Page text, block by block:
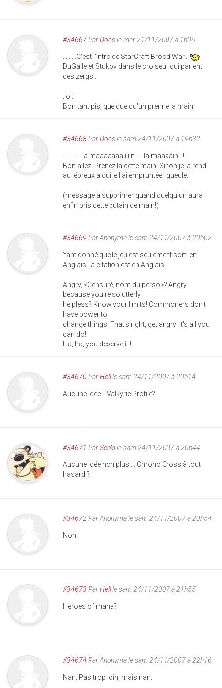
#34667ParDoosle mer 21/11/2007 à 1h06
.........C'est l'intro de StarCraft Brood War...
DuGalle et Stukov dans le croiseur qui parlent
des zergs...
:lol:
Bon tant pis, que quelqu'un prenne la main!
#34668ParDoosle sam 24/11/2007 à 19h32
.............la maaaaaaaiiiiin..... la maaaain...!
Bon allez! Prenez la cette main! Sinon je la rend
au lépreux à qui je l'ai empruntée! :gueule:
(message à supprimer quand quelqu'un aura
enfin pris cette putain de main!)
#34669 ParAnonymele sam 24/11/2007 à 20h02
'tant donné que le jeu est seulement sorti en
Anglais, la citation est en Anglais:
Angry, <Censuré, nom du perso>? Angry
because you're so utterly
helpless? Know your limits! Commoners don't
have power to
change things! That's right, get angry! It's all you
can do!
Ha, ha, you deserve it!!
#34670 ParHellle sam 24/11/2007 à 20h14
Aucune idée... Valkyrie Profile?
#34671 ParSenkile sam 24/11/2007 à 20h44
Aucune idée non plus ... Chrono Cross à tout
hasard ?
#34672 ParAnonymele sam 24/11/2007 à 20h54
Non.
#34673 ParHellle sam 24/11/2007 à 21h55
Heroes of mana?
#34674 ParAnonymele sam 24/11/2007 à 22h16
Nan. Pas trop loin, mais nan.